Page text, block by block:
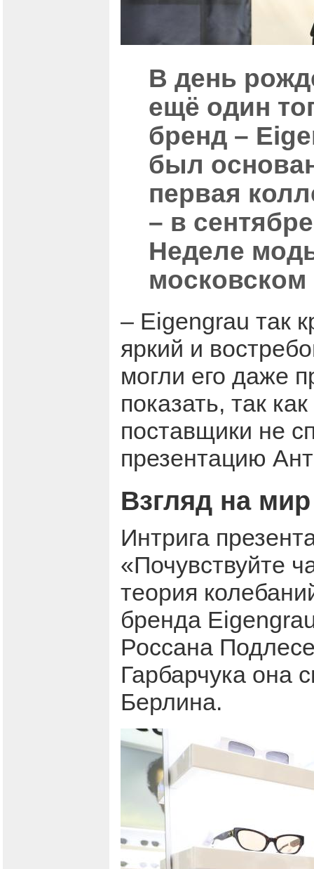
В день
ещё один
бренд –
был
первая
– в
Неделе
– Eigengrau так
яркий и
могли его даже
показать, так
поставщики не
презентацию
Взгляд на
Интрига
«Почувствуйте
теория
бренда
Россана
Гарбарчука она
Берлина.